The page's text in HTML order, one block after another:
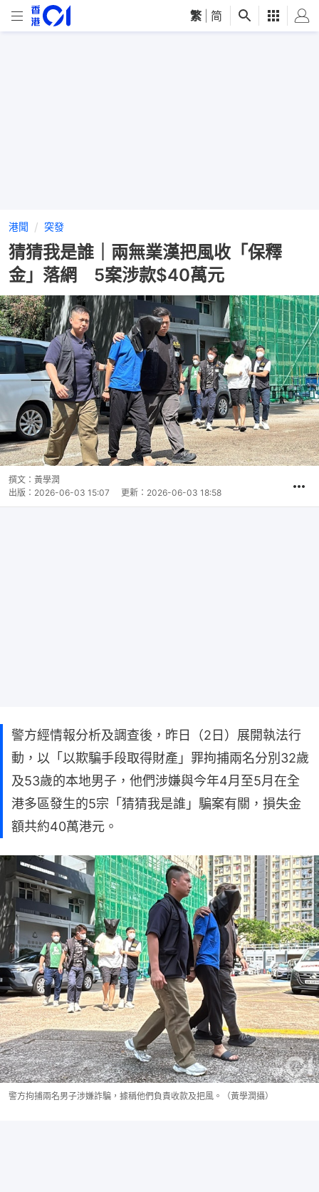
繁 简
港聞 突發
猜猜我是誰｜兩無業漢把風收「保釋
金」落網 5案涉款$40萬元
撰文： 黃學潤
出版： 2026-06-03 15:07 更新： 2026-06-03 18:58
警方經情報分析及調查後，昨日（2日）展開執法行
動，以「以欺騙手段取得財產」罪拘捕兩名分別32歲
及53歲的本地男子，他們涉嫌與今年4月至5月在全
港多區發生的5宗「猜猜我是誰」騙案有關，損失金
額共約40萬港元。
警方拘捕兩名男子涉嫌詐騙，據稱他們負責收款及把風。（黃學潤攝）